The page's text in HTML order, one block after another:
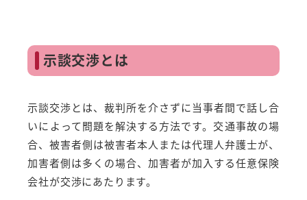
示談交渉とは
示談交渉とは、裁判所を介さずに当事者間で話し合
いによって問題を解決する方法です。交通事故の場
合、被害者側は被害者本人または代理人弁護士が、
加害者側は多くの場合、加害者が加入する任意保険
会社が交渉にあたります。